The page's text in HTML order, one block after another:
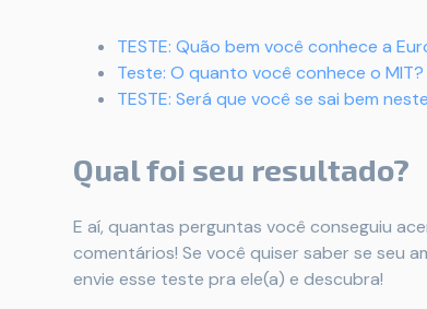
TESTE: Quão bem você conhece a
Teste: O quanto você conhece o MIT?
TESTE: Será que você se sai bem
Qual foi seu resultado?
E aí, quantas perguntas você conseguiu
comentários! Se você quiser saber se seu
envie esse teste pra ele(a) e descubra!